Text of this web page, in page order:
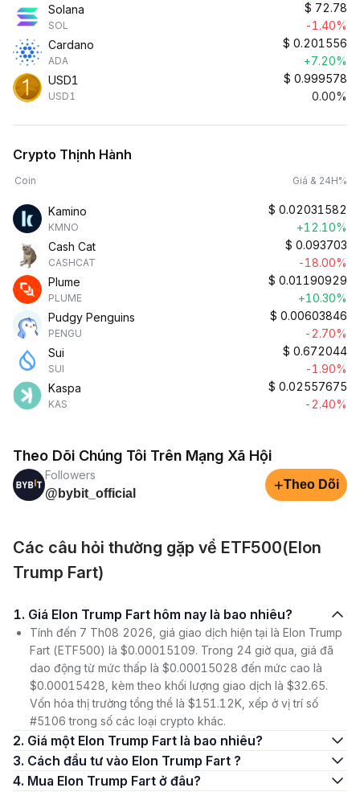
Solana
SOL
$ 72.78
-1.40%
Cardano
ADA
$ 0.201556
+7.20%
USD1
USD1
$ 0.999578
0.00%
Crypto Thịnh Hành
Coin Giá & 24H%
Kamino
KMNO
$ 0.02031582
+12.10%
Cash Cat
CASHCAT
$ 0.093703
-18.00%
Plume
PLUME
$ 0.01190929
+10.30%
Pudgy Penguins
PENGU
$ 0.00603846
-2.70%
Sui
SUI
$ 0.672044
-1.90%
Kaspa
KAS
$ 0.02557675
-2.40%
Theo Dõi Chúng Tôi Trên Mạng Xã Hội
Followers
@bybit_official
+Theo Dõi
Các câu hỏi thường gặp về ETF500(Elon
Trump Fart)
1. Giá Elon Trump Fart hôm nay là bao nhiêu?
Tính đến 7 Th08 2026, giá giao dịch hiện tại là Elon Trump
Fart (ETF500) là $0.00015109. Trong 24 giờ qua, giá đã
dao động từ mức thấp là $0.00015028 đến mức cao là
$0.00015428, kèm theo khối lượng giao dịch là $32.65.
Vốn hóa thị trường tổng thể là $151.12K, xếp ở vị trí số
#5106 trong số các loại crypto khác.
2. Giá một Elon Trump Fart là bao nhiêu?
3. Cách đầu tư vào Elon Trump Fart ?
4. Mua Elon Trump Fart ở đâu?